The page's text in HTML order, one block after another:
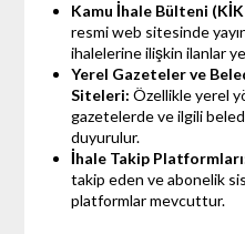
Kamu İhale Bülteni
resmi web sitesinde
ihalelerine ilişkin ilanlar
Yerel Gazeteler ve
Siteleri: Özellikle yerel
gazetelerde ve ilgili
duyurulur.
İhale Takip
takip eden ve abonelik
platformlar mevcuttur.